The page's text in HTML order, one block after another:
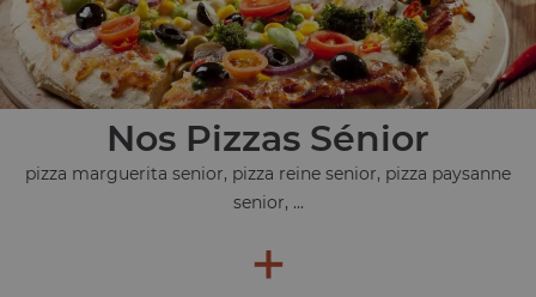
Nos Pizzas Sénior
pizza marguerita senior, pizza reine senior, pizza paysanne
senior, ...
+